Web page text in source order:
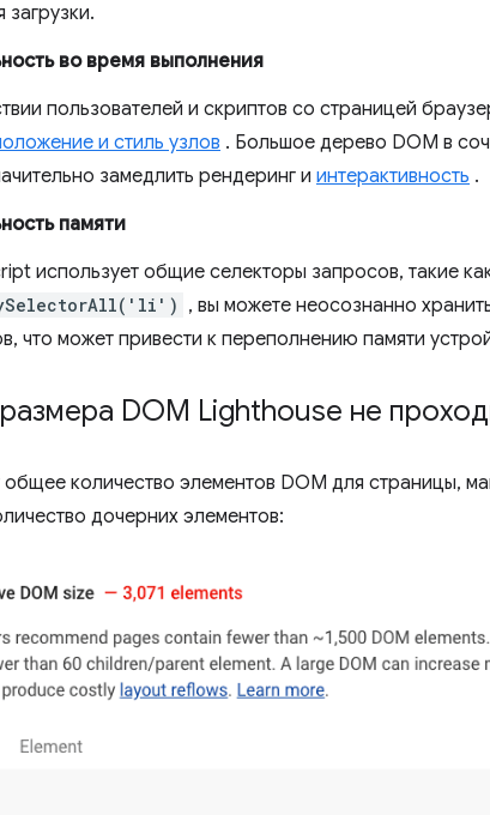
загрузки.
во время выполнения
пользователей и скриптов со страницей
и стиль узлов . Большое дерево DOM в
замедлить рендеринг и интерактивность .
памяти
использует общие селекторы запросов, такие
, вы можете неосознанно
что может привести к переполнению памяти
DOM Lighthouse не
количество элементов DOM для страницы,
дочерних элементов: